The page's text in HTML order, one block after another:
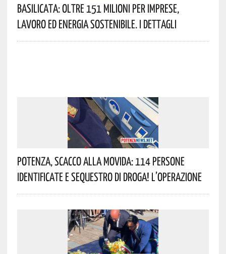
Basilicata: Oltre 151 Milioni Per Imprese,
Lavoro Ed Energia Sostenibile. I Dettagli
Potenza, Scacco Alla Movida: 114 Persone
Identificate E Sequestro Di Droga! L’operazione